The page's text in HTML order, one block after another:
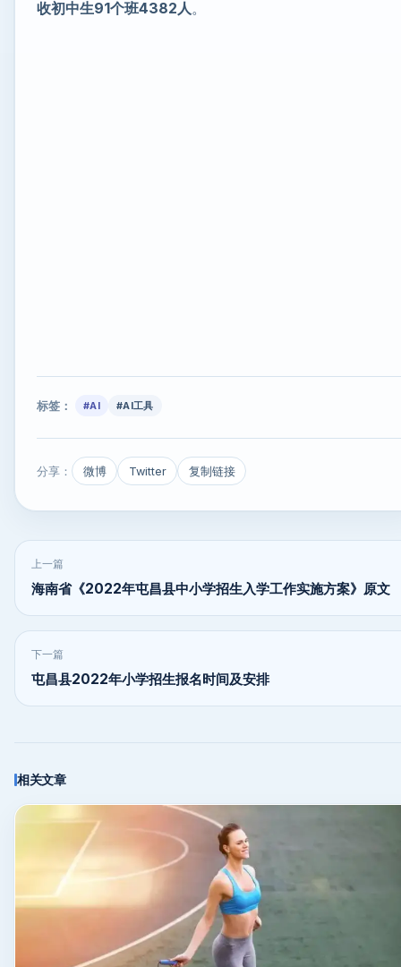
收初中生91个班4382人。
标签： #AI #AI工具
分享： 微博 Twitter 复制链接
上一篇
海南省《2022年屯昌县中小学招生入学工作实施方案》原文
下一篇
屯昌县2022年小学招生报名时间及安排
相关文章